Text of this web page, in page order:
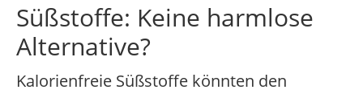
Süßstoffe: Keine harmlose
Alternative?
Kalorienfreie Süßstoffe könnten den